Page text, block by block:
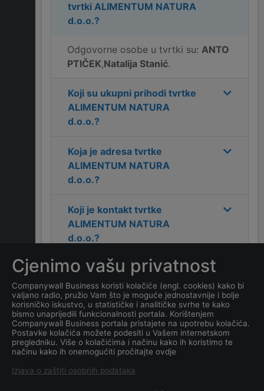
tvrtki ALIMENTUM NATURA
d.o.o.?
Odgovorne osobe u tvrtki su: ANTO
PTIČEK,Natalija Stanić.
Koji su ukupni prihodi tvrtke
ALIMENTUM NATURA
d.o.o.?
Koja je adresa tvrtke
ALIMENTUM NATURA
d.o.o.?
Koji je kontakt tvrtke
ALIMENTUM NATURA
d.o.o.?
Koliko ima zaposlenih
kompanijaALIMENTUM
NATURA d.o.o.?
Koji je datum osnivanja
tvrtkeALIMENTUM NATURA
d.o.o.?
Cjenimo vašu privatnost
Companywall Business koristi kolačiće (engl. cookies) kako bi
valjano radio, pružio Vam što je moguće jednostavnije i bolje
korisničko iskustvo, u statističke i analitičke svrhe te kako
bismo unaprijedili funkcionalnosti portala. Korištenjem
Companywall Business portala pristajete na upotrebu kolačića.
Postavke kolačića možete podesiti u Vašem internetskom
pregledniku. Više o kolačićima i načinu kako ih koristimo te
načinu kako ih onemogućiti pročitajte ovdje
Izjava o zaštiti osobnih podataka